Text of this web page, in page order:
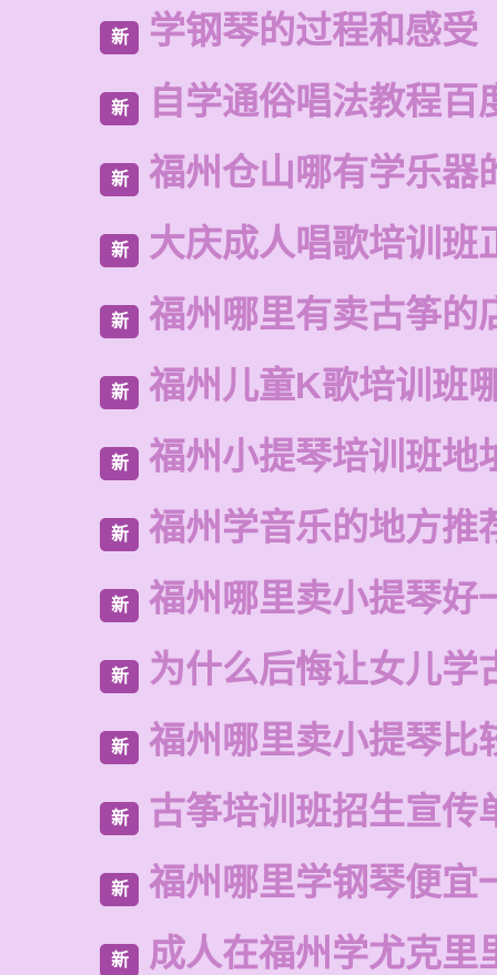
新 学钢琴的过程和感受
新 自学通俗唱法教程百
新 福州仓山哪有学乐器
新 大庆成人唱歌培训班
新 福州哪里有卖古筝的
新 福州儿童K歌培训班
新 福州小提琴培训班地
新 福州学音乐的地方推
新 福州哪里卖小提琴好
新 为什么后悔让女儿学
新 福州哪里卖小提琴比
新 古筝培训班招生宣传
新 福州哪里学钢琴便宜
新 成人在福州学尤克里